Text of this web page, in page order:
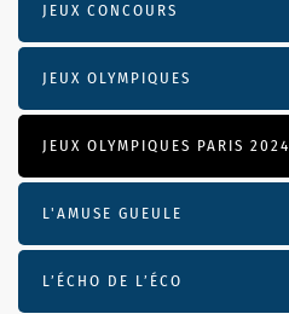
JEUX CONCOURS
JEUX OLYMPIQUES
JEUX OLYMPIQUES PARIS 2024
L'AMUSE GUEULE
L’ÉCHO DE L’ÉCO